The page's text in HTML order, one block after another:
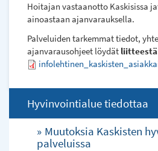
Hoitajan vastaanotto Kaskisissa
ainoastaan ajanvarauksella.
Palveluiden tarkemmat tiedot,
ajanvarausohjeet löydät liitteestä
Hyvinvointialue tiedottaa
Muutoksia Kaskisten
palveluissa